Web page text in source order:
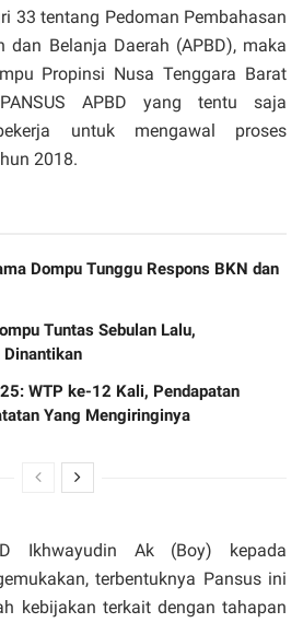
33 tentang Pedoman Pembahasan
dan Belanja Daerah (APBD), maka
Propinsi Nusa Tenggara Barat
APBD yang tentu saja
untuk mengawal proses
2018.
Dompu Tunggu Respons BKN dan
Tuntas Sebulan Lalu,
WTP ke-12 Kali, Pendapatan
Yang Mengiringinya
Ikhwayudin Ak (Boy) kepada
terbentuknya Pansus ini
kebijakan terkait dengan tahapan